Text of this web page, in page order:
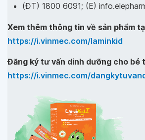
(ĐT) 1800 6091; (E)
Xem thêm thông tin về sản phẩm
https://i.vinmec.com/laminkid
Đăng ký tư vấn dinh dưỡng cho bé
https://i.vinmec.com/